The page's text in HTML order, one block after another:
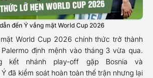
đến Ý vắng mặt World Cup 2026
World Cup 2026 chính thức trở thành
định mệnh vào tháng 3 vừa qua.
kết nhánh play-off gặp Bosnia và
đã kiểm soát hoàn toàn thế trận nhưng lại